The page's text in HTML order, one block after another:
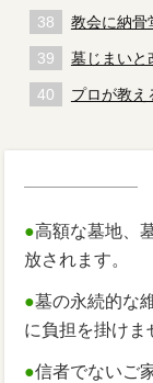
教会に納骨
墓じまいと
プロが教え
●高額な墓地、
放されます。
●墓の永続的な
に負担を掛けま
●信者でないご